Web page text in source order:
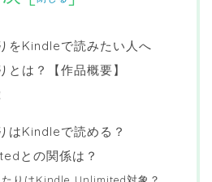
をKindleで読みたい人へ
とは？【作品概要】
はKindleで読める？
との関係は？